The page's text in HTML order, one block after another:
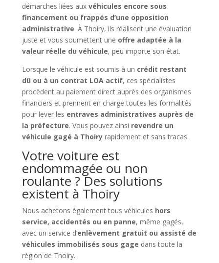
démarches liées aux véhicules encore sous
financement ou frappés d’une opposition
administrative. À Thoiry, ils réalisent une évaluation
juste et vous soumettent une offre adaptée à la
valeur réelle du véhicule, peu importe son état.
Lorsque le véhicule est soumis à un crédit restant
dû ou à un contrat LOA actif, ces spécialistes
procèdent au paiement direct auprès des organismes
financiers et prennent en charge toutes les formalités
pour lever les entraves administratives auprès de
la préfecture. Vous pouvez ainsi revendre un
véhicule gagé à Thoiryrapidement et sans tracas.
Votre voiture est
endommagée ou non
roulante ? Des solutions
existent à Thoiry
Nous achetons également tous véhicules hors
service, accidentés ou en panne, même gagés,
avec un service d’enlèvement gratuit ou assisté de
véhicules immobilisés sous gage dans toute la
région de Thoiry.